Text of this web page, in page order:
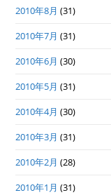
2010年8月 (31)
2010年7月 (31)
2010年6月 (30)
2010年5月 (31)
2010年4月 (30)
2010年3月 (31)
2010年2月 (28)
2010年1月 (31)